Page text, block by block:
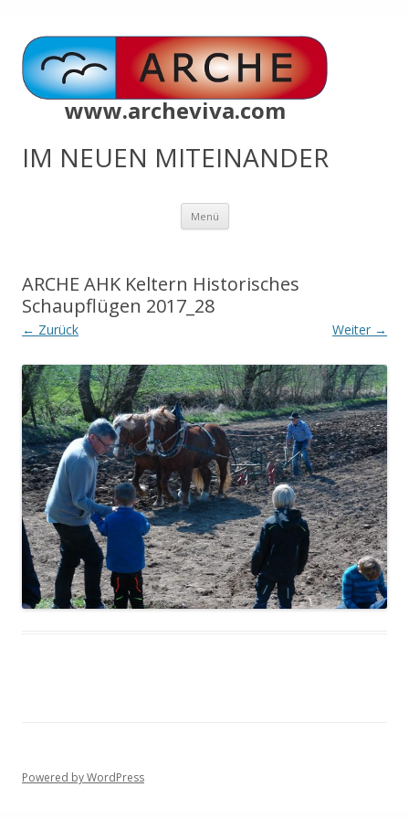
www.archeviva.com
IM NEUEN MITEINANDER
Menü Zum
springen
ARCHE AHK Keltern Historisches
Schaupflügen 2017_28
← Zurück Weiter →
Powered by WordPress